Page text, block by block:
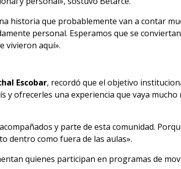
historia que probablemente van a contar
personal. Esperamos que se
vivieron aquí».
Escobar, recordó que el objetivo
ofrecerles una experiencia que vaya mucho
y parte de esta comunidad.
dentro como fuera de las aulas».
quienes participan en programas de